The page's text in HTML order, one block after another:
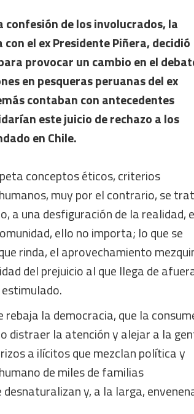
confesión de los involucrados, la
el ex Presidente Piñera, decidió
provocar un cambio en el
en pesqueras peruanas del ex
contaban con antecedentes
este juicio de rechazo a los
en Chile.
conceptos éticos, criterios
muy por el contrario, se
a una desfiguración de la realidad,
ello no importa; lo que se
rinda, el aprovechamiento
del prejuicio al que llega de
la democracia, que la
distraer la atención y alejar a la
a ilícitos que mezclan política y
de miles de familias
y, a la larga,